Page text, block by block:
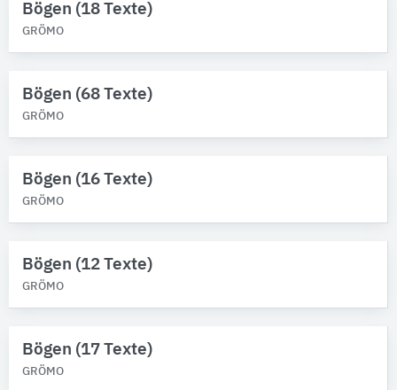
Bögen (18 Texte)
GRÖMO
Bögen (68 Texte)
GRÖMO
Bögen (16 Texte)
GRÖMO
Bögen (12 Texte)
GRÖMO
Bögen (17 Texte)
GRÖMO